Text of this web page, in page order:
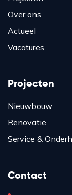
Over ons
Actueel
Vacatures
Projecten
Nieuwbouw
Renovatie
Service &
Contact